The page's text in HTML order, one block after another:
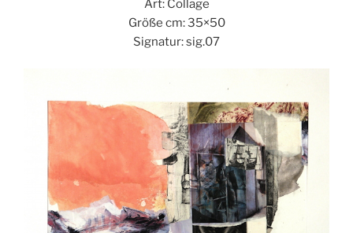
Art: Collage
Größe cm: 35×50
Signatur: sig.07